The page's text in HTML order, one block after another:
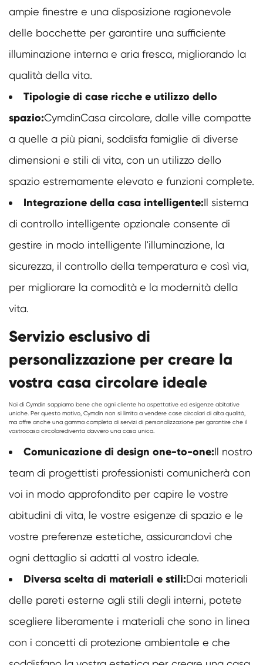
ampie finestre e una disposizione ragionevole
delle bocchette per garantire una sufficiente
illuminazione interna e aria fresca, migliorando la
qualità della vita.
Tipologie di case ricche e utilizzo dello
spazio:CymdinCasa circolare, dalle ville compatte
a quelle a più piani, soddisfa famiglie di diverse
dimensioni e stili di vita, con un utilizzo dello
spazio estremamente elevato e funzioni complete.
Integrazione della casa intelligente:Il sistema
di controllo intelligente opzionale consente di
gestire in modo intelligente l'illuminazione, la
sicurezza, il controllo della temperatura e così via,
per migliorare la comodità e la modernità della
vita.
Servizio esclusivo di
personalizzazione per creare la
vostra casa circolare ideale
Noi di Cymdin sappiamo bene che ogni cliente ha aspettative ed esigenze abitative
uniche. Per questo motivo, Cymdin non si limita a vendere case circolari di alta qualità,
ma offre anche una gamma completa di servizi di personalizzazione per garantire che il
vostrocasa circolarediventa davvero una casa unica.
Comunicazione di design one-to-one:Il nostro
team di progettisti professionisti comunicherà con
voi in modo approfondito per capire le vostre
abitudini di vita, le vostre esigenze di spazio e le
vostre preferenze estetiche, assicurandovi che
ogni dettaglio si adatti al vostro ideale.
Diversa scelta di materiali e stili:Dai materiali
delle pareti esterne agli stili degli interni, potete
scegliere liberamente i materiali che sono in linea
con i concetti di protezione ambientale e che